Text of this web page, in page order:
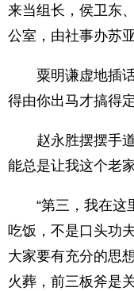
来当组长，侯卫东
公室，由社事办苏
粟明谦虚地插话
得由你出马才搞得
赵永胜摆摆手道
能总是让我这个老
“第三，我在这
吃饭，不是口头功
大家要有充分的思
火葬，前三板斧是